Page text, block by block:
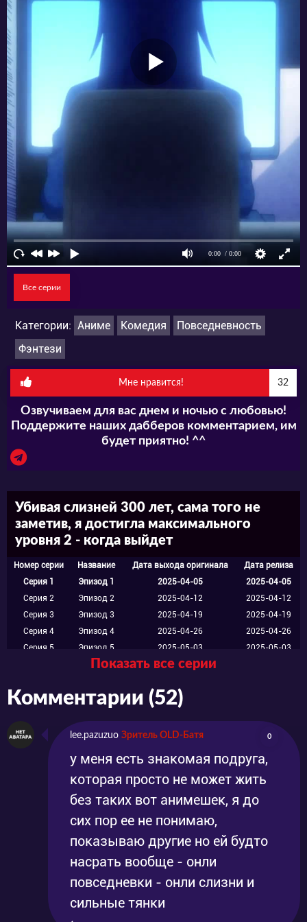
замечательную команду, достигла высшего
уровня развития и живёт спокойной жизнью.
Однако всё внезапно меняется, когда на ее
пороге появляются гости из другого
измерения. Они просят помочь им в борьбе с
неизвестным врагом, который угрожает их
миру. Адзуса соглашается и отправляется в
путь со своими старыми друзьями. Вместе
они исследуют новый мир, сражаются с
монстрами и ищут путь к победе над врагом.
Все серии
Категории: Аниме Комедия
Повседневность
Фэнтези
Мне нравится! 32
Озвучиваем для вас днем и ночью с любовью!
Поддержите наших дабберов комментарием, им
будет приятно! ^^
Убивая слизней 300 лет, сама того не
заметив, я достигла максимального
уровня 2 - когда выйдет
Номер серии Название Дата выхода оригинала
Дата релиза
Серия 1
Эпизод 1 2025-04-05
2025-04-05
Серия 2
Эпизод 2 2025-04-12
2025-04-12
Серия 3
Эпизод 3 2025-04-19
2025-04-19
Серия 4
Эпизод 4 2025-04-26
2025-04-26
Серия 5
Эпизод 5 2025-05-03
2025-05-03
Эпизод 6 2025-05-10
Серия 8
Эпизод 8 2025-05-24
Серия 10
2025-06-07
2025-06-07
Серия 11
Эпизод 12 2025-06-21 2025-06-21
Показать все серии
Комментарии (52)
lee.pazuzuo Зритель OLD-Батя 0
у меня есть знакомая подруга,
которая просто не может жить
без таких вот анимешек, я до
сих пор ее не понимаю,
показываю другие но ей будто
насрать вообще - онли
повседневки - онли слизни и
сильные тянки